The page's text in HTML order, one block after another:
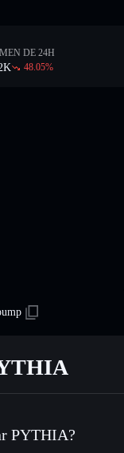
DE 24H
48.05%
PYTHIA?